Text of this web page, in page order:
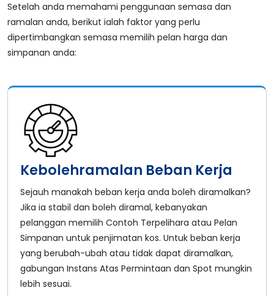
Setelah anda memahami penggunaan semasa dan
ramalan anda, berikut ialah faktor yang perlu
dipertimbangkan semasa memilih pelan harga dan
simpanan anda:
Kebolehramalan Beban Kerja
Sejauh manakah beban kerja anda boleh diramalkan?
Jika ia stabil dan boleh diramal, kebanyakan
pelanggan memilih Contoh Terpelihara atau Pelan
Simpanan untuk penjimatan kos. Untuk beban kerja
yang berubah-ubah atau tidak dapat diramalkan,
gabungan Instans Atas Permintaan dan Spot mungkin
lebih sesuai.